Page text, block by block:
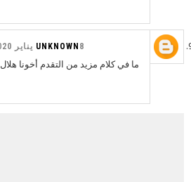
UNKNOWN 8 يناير 2020 في 8:48 ص
ما في كلام مزيد من التقدم أخونا هلال